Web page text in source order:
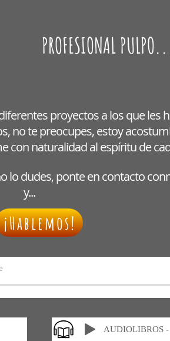
PROFESIONAL
proyectos a los que les
no te preocupes, estoy
con naturalidad al espíritu de
lo dudes, ponte en contacto
y...
¡Hablemos!
AUDIOLIBROS